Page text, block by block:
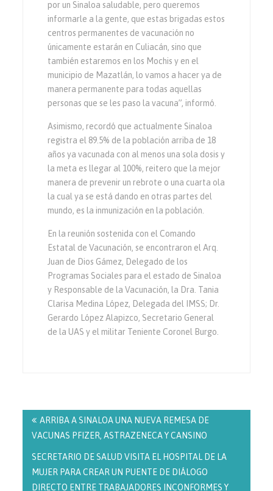
por un Sinaloa saludable, pero queremos
informarle a la gente, que estas brigadas estos
centros permanentes de vacunación no
únicamente estarán en Culiacán, sino que
también estaremos en los Mochis y en el
municipio de Mazatlán, lo vamos a hacer ya de
manera permanente para todas aquellas
personas que se les paso la vacuna”, informó.
Asimismo, recordó que actualmente Sinaloa
registra el 89.5% de la población arriba de 18
años ya vacunada con al menos una sola dosis y
la meta es llegar al 100%, reitero que la mejor
manera de prevenir un rebrote o una cuarta ola
la cual ya se está dando en otras partes del
mundo, es la inmunización en la población.
En la reunión sostenida con el Comando
Estatal de Vacunación, se encontraron el Arq.
Juan de Dios Gámez, Delegado de los
Programas Sociales para el estado de Sinaloa
y Responsable de la Vacunación, la Dra. Tania
Clarisa Medina López, Delegada del IMSS; Dr.
Gerardo López Alapizco, Secretario General
de la UAS y el militar Teniente Coronel Burgo.
de
entradas
ARRIBA A SINALOA UNA NUEVA REMESA DE
VACUNAS PFIZER, ASTRAZENECA Y CANSINO
SECRETARIO DE SALUD VISITA EL HOSPITAL DE LA
MUJER PARA CREAR UN PUENTE DE DIÁLOGO
DIRECTO ENTRE TRABAJADORES INCONFORMES Y